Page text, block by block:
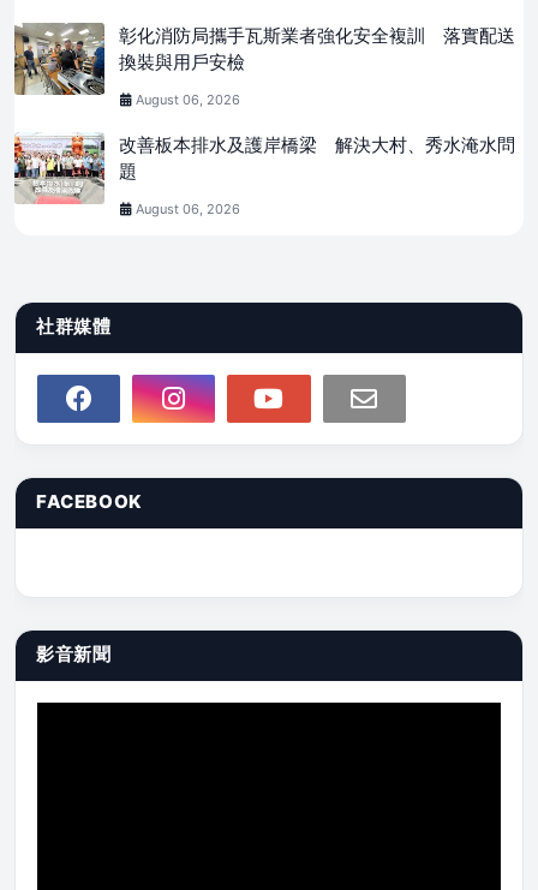
彰化消防局攜手瓦斯業者強化安全複訓 落實配送
換裝與用戶安檢
August 06, 2026
改善板本排水及護岸橋梁 解決大村、秀水淹水問
題
August 06, 2026
社群媒體
FACEBOOK
影音新聞